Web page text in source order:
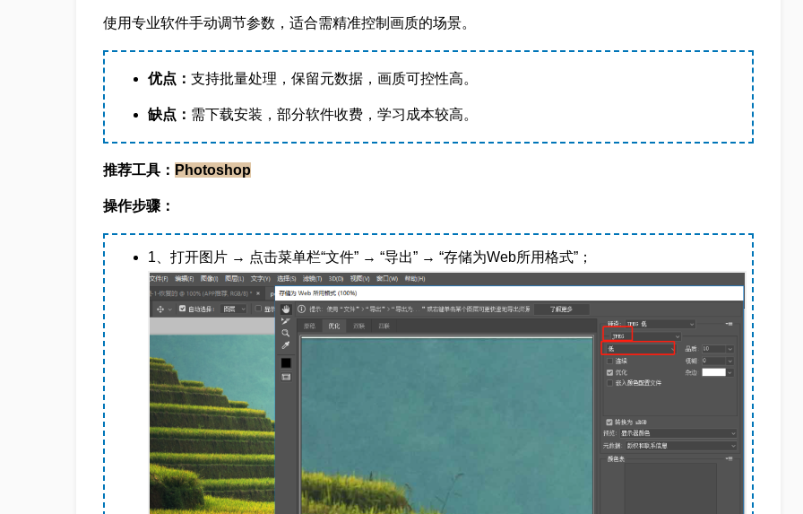
使用专业软件手动调节参数，适合需精准控制画质的场景。
优点： 支持批量处理，保留元数据，画质可控性高。
缺点： 需下载安装，部分软件收费，学习成本较高。
推荐工具： Photoshop
操作步骤：
1、打开图片 → 点击菜单栏“文件” → “导出” → “存储为Web所用格式”；